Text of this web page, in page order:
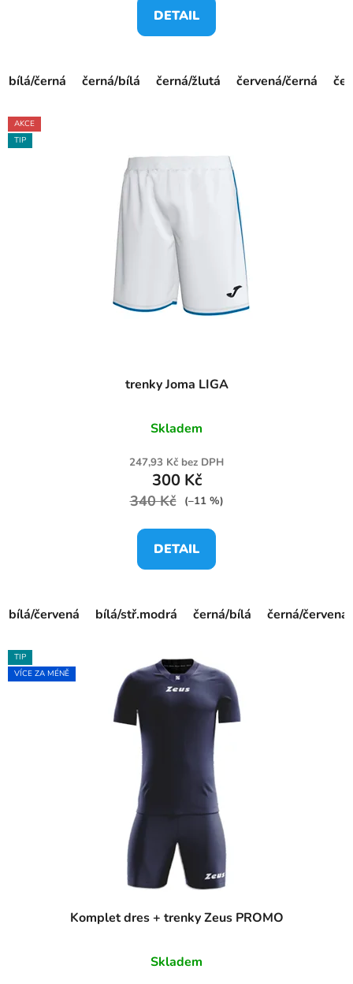
DETAIL
bílá/černá černá/bílá černá/žlutá červená/černá
AKCE
TIP
trenky Joma LIGA
Skladem
247,93 Kč bez DPH
300 Kč
340 Kč (–11 %)
DETAIL
bílá/červená bílá/stř.modrá černá/bílá černá/červená
TIP
VÍCE ZA MÉNĚ
Komplet dres + trenky Zeus PROMO
Skladem